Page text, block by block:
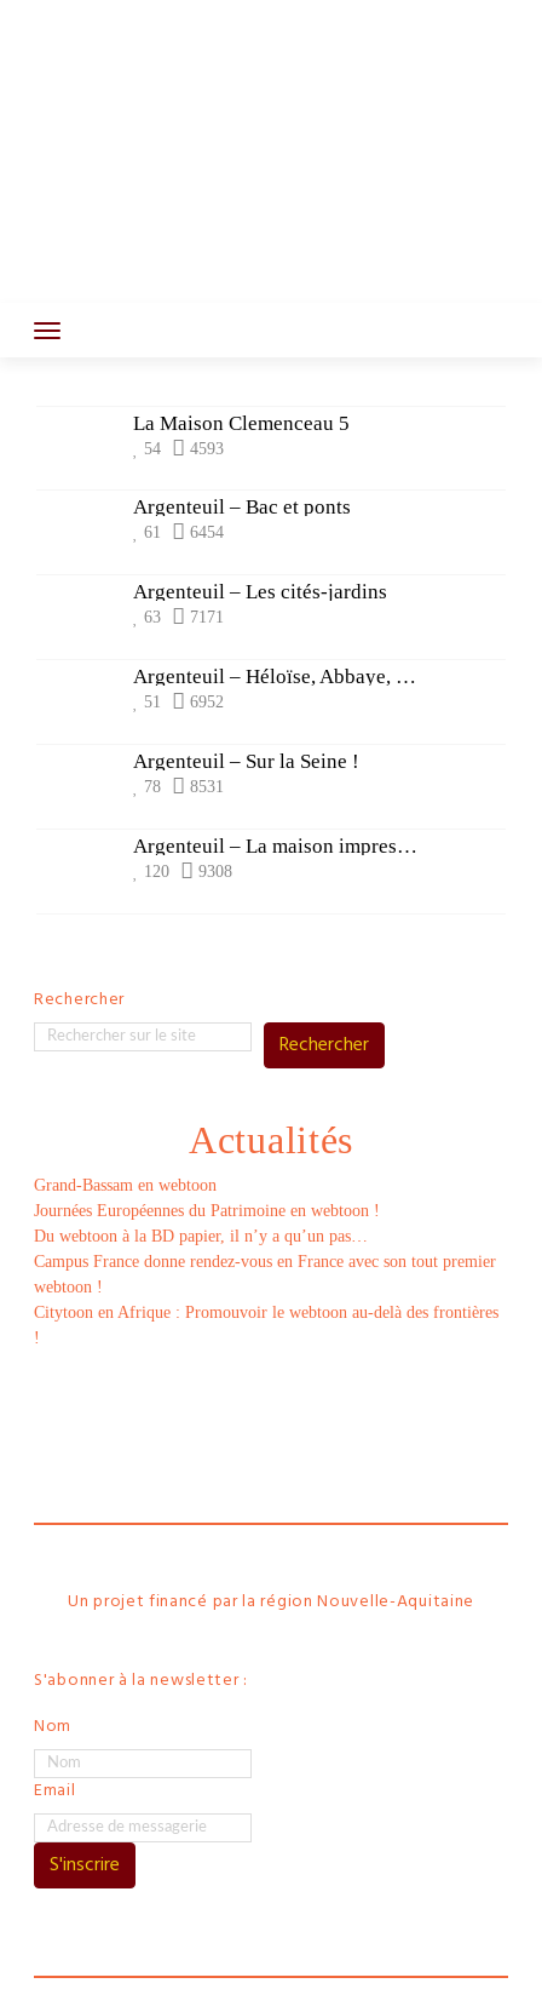
La Maison Clemenceau 5
54 4593
Argenteuil – Bac et ponts
61 6454
Argenteuil – Les cités-jardins
63 7171
Argenteuil – Héloïse, Abbaye, Basilique et Chapelle
51 6952
Argenteuil – Sur la Seine !
78 8531
Argenteuil – La maison impressionniste
120 9308
Rechercher
Rechercher
Actualités
Grand-Bassam en webtoon
Journées Européennes du Patrimoine en webtoon !
Du webtoon à la BD papier, il n’y a qu’un pas…
Campus France donne rendez-vous en France avec son tout premier
webtoon !
Citytoon en Afrique : Promouvoir le webtoon au-delà des frontières
!
Un projet financé par la région Nouvelle-Aquitaine
S'abonner à la newsletter :
Nom
Email
S'inscrire